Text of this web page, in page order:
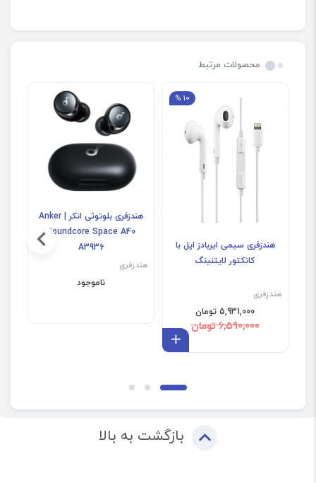
محصولات مرتبط
10 %
هندزفری سیمی ایربادز اپل با
کانکتور لایتنینگ
هندزفری
5,931,000 تومان
6,590,000 تومان
هندزفری بلوتوثی انکر | Anker
Soundcore Space A40
A3936
هندزفری
ناموجود
بازگشت به بالا